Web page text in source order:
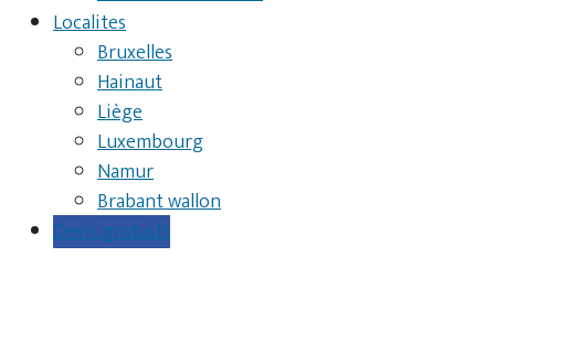
Localites
Bruxelles
Hainaut
Liège
Luxembourg
Namur
Brabant wallon
Devis gratuits